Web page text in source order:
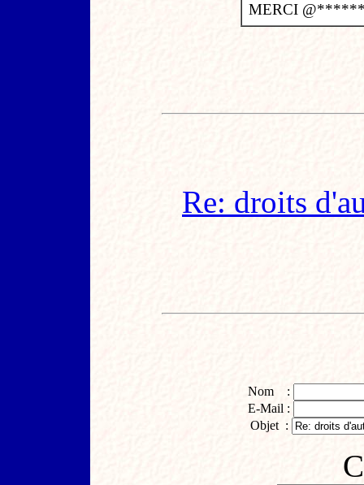
MERCI
Re: droits
Nom :
E-Mail :
Objet :